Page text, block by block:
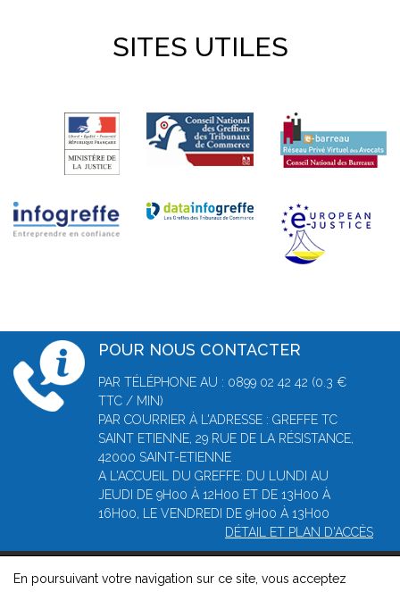
SITES UTILES
POUR NOUS CONTACTER
PAR TÉLÉPHONE AU : 0899 02 42 42 (0.3 €
TTC / MIN)
PAR COURRIER À L'ADRESSE : GREFFE TC
SAINT ETIENNE, 29 RUE DE LA RÉSISTANCE,
42000 SAINT-ETIENNE
A L'ACCUEIL DU GREFFE: DU LUNDI AU
JEUDI DE 9H00 À 12H00 ET DE 13H00 À
16H00, LE VENDREDI DE 9H00 À 13H00
DÉTAIL ET PLAN D'ACCÈS
© 2026, Greffe du Tribunal de Commerce de Saint-Etienne -
En poursuivant votre navigation sur ce site, vous acceptez